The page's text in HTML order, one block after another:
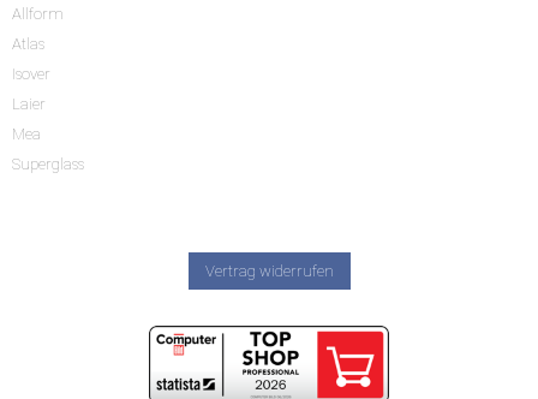
Allform
Atlas
Isover
Laier
Mea
Superglass
Vertrag widerrufen